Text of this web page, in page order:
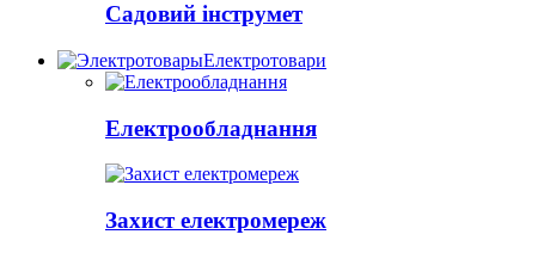
Садовий інструмет
Електротовари
Електрообладнання
Захист електромереж